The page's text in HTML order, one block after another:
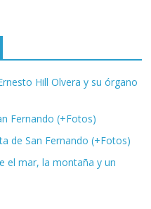
Hill Olvera y su órgano
Fernando (+Fotos)
de San Fernando (+Fotos)
el mar, la montaña y un